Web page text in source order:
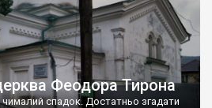
Феодора Тирона
чималий спадок. Достатньо згадати